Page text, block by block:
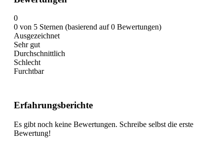
0
0 von 5 Sternen (basierend auf 0 Bewertungen)
Ausgezeichnet
Sehr gut
Durchschnittlich
Schlecht
Furchtbar
Erfahrungsberichte
Es gibt noch keine Bewertungen. Schreibe selbst die erste
Bewertung!